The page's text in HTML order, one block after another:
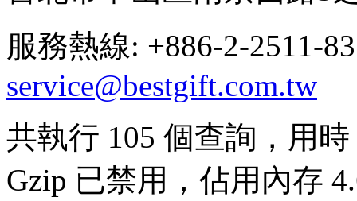
服務熱線: +886-2-
service@bestgift.com.tw
共執行 105 個查詢，用
Gzip 已禁用，佔用內存